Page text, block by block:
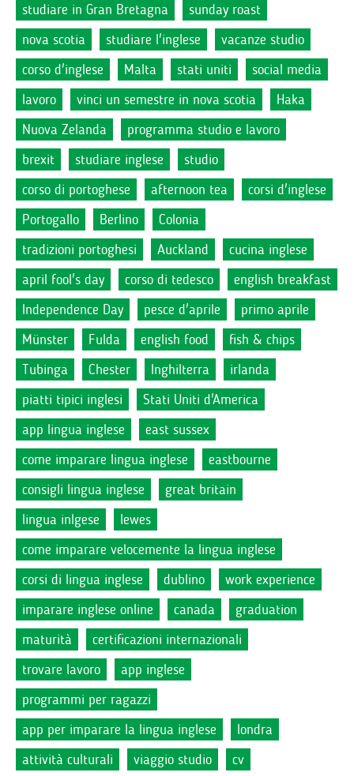
studiare in Gran Bretagna
sunday roast
nova scotia
studiare l'inglese
vacanze studio
corso d'inglese
Malta stati uniti
social media
lavoro
vinci un semestre in nova scotia
Haka
Nuova Zelanda
programma studio e lavoro
brexit
studiare inglese
studio
corso di portoghese
afternoon tea
corsi d'inglese
Portogallo
Berlino
Colonia
tradizioni portoghesi
Auckland
cucina inglese
april fool's day
corso di tedesco
english breakfast
Independence Day
pesce d'aprile
primo aprile
Münster
Fulda english food
fish & chips
Tubinga
Chester Inghilterra
irlanda
piatti tipici inglesi
Stati Uniti d'America
app lingua inglese
east sussex
come imparare lingua inglese
eastbourne
consigli lingua inglese
great britain
lingua inlgese
lewes
come imparare velocemente la lingua inglese
corsi di lingua inglese
dublino
work experience
imparare inglese online
canada
graduation
maturità
certificazioni internazionali
trovare lavoro
app inglese
programmi per ragazzi
app per imparare la lingua inglese
londra
attività culturali
viaggio studio cv